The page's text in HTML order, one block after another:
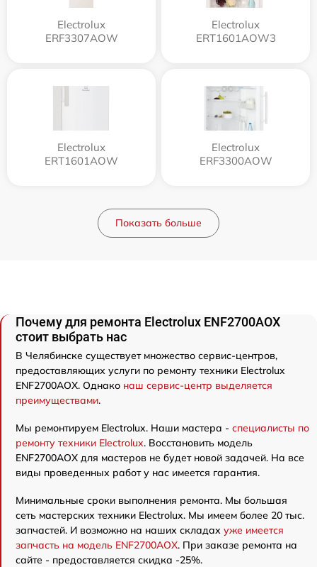
Electrolux
ERF3307AOW
Electrolux
ERT1601AOW3
Electrolux
ERT1601AOW
Electrolux
ERF3300AOW
Показать больше
Почему для ремонта Electrolux ENF2700AOX
стоит выбрать нас
В Челябинске существует множество сервис-центров,
предоставляющих услуги по ремонту техники Electrolux
ENF2700AOX. Однако наш сервис-центр выделяется
преимуществами.
Мы ремонтируем Electrolux. Наши мастера - специалисты по
ремонту техники Electrolux. Восстановить модель
ENF2700AOX для мастеров не будет новой задачей. На все
виды проведенных работ у нас имеется гарантия.
Минимальные сроки выполнения ремонта. Мы большая
сеть мастерских техники Electrolux. Мы имеем более 20 тыс.
запчастей. И возможно на наших складах уже имеется
запчасть на модель ENF2700AOX. При заказе ремонта на
сайте - предоставляется скидка -25%.